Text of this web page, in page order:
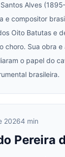
Alves
e compositor
Oito Batutas e
choro. Sua obra e
o papel do
brasileira.
20264 min
Pereira